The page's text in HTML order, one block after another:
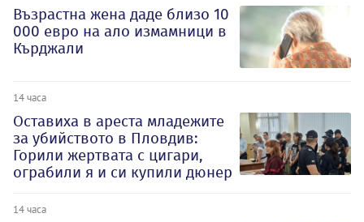
Възрастна жена даде близо 10
000 евро на ало измамници в
Кърджали
14 часа
Оставиха в ареста младежите
за убийството в Пловдив:
Горили жертвата с цигари,
ограбили я и си купили дюнер
14 часа